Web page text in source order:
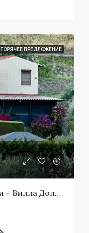
ГОРЯЧЕЕ ПРЕДЛОЖЕНИЕ
Вилла И Земля На Сицилии – Вилла Дольче